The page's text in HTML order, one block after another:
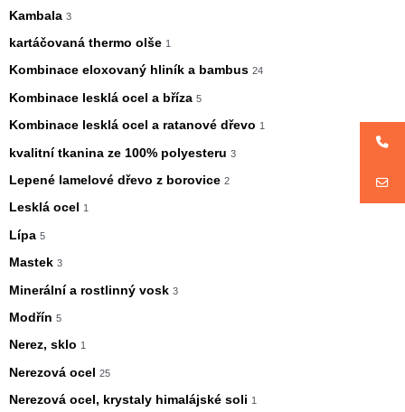
Kambala 3
kartáčovaná thermo olše 1
Kombinace eloxovaný hliník a bambus 24
Kombinace lesklá ocel a bříza 5
Kombinace lesklá ocel a ratanové dřevo 1
kvalitní tkanina ze 100% polyesteru 3
Lepené lamelové dřevo z borovice 2
Lesklá ocel 1
Lípa 5
Mastek 3
Minerální a rostlinný vosk 3
Modřín 5
Nerez, sklo 1
Nerezová ocel 25
Nerezová ocel, krystaly himalájské soli 1